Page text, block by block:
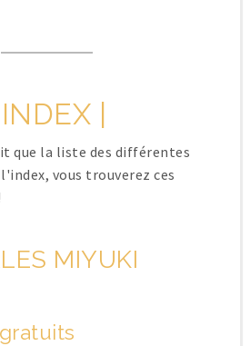
| INDEX |
que la liste des différentes
vous trouverez ces
MIYUKI